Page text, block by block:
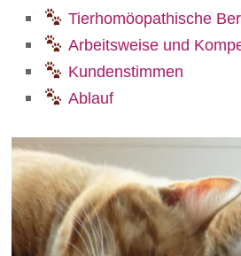
Tierhomöopathische
Arbeitsweise und
Kundenstimmen
Ablauf